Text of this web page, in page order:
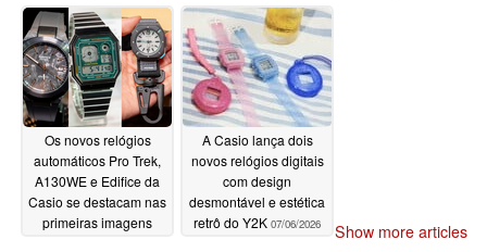
07/14/2026
Os novos relógios
automáticos Pro Trek,
A130WE e Edifice da
Casio se destacam nas
primeiras imagens
A Casio lança dois
novos relógios digitais
com design
desmontável e estética
retrô do Y2K 07/06/2026 Show more articles